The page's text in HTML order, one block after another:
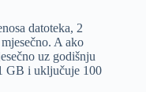
datoteka, 2
A ako
uz godišnju
GB i uključuje 100